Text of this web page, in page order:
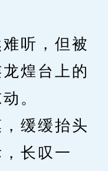
听，但被
煌台上的
。
缓缓抬头
长叹一